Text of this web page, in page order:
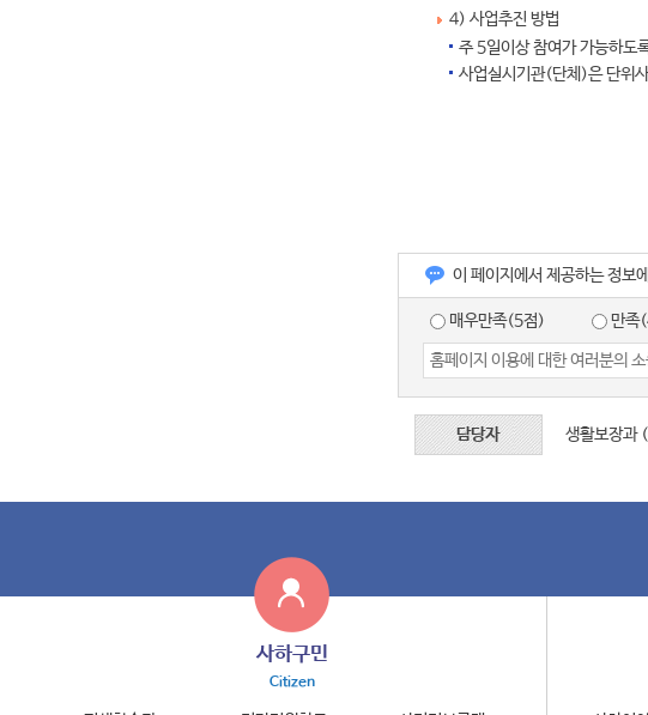
4) 사업추진 방법
주 5일이상 참여가 가능하도
사업실시기관(단체)은 단위
이 페이지에서 제공하는 정보
매우만족(5점) 만족
담당자 생활보장
사하구민
Citizen